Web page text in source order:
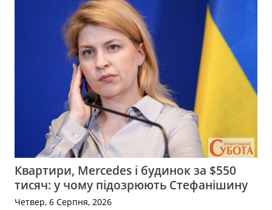
Квартири, Mercedes і будинок за $550
тисяч: у чому підозрюють Стефанішину
Четвер, 6 Серпня, 2026